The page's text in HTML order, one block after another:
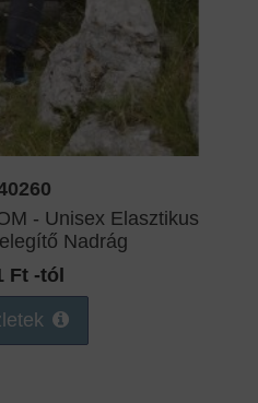
- Unisex Elasztikus
Nadrág
Ft -tól